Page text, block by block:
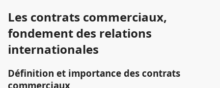
Les contrats commerciaux,
fondement des relations
internationales
Définition et importance des contrats
commerciaux